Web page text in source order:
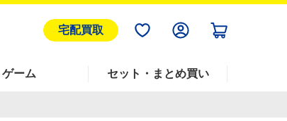
宅配買取
ゲーム セット・まとめ買い